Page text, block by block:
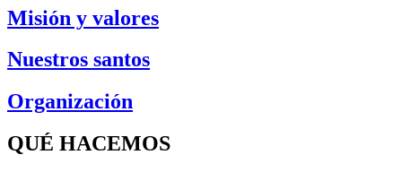
Misión y valores
Nuestros santos
Organización
QUÉ HACEMOS